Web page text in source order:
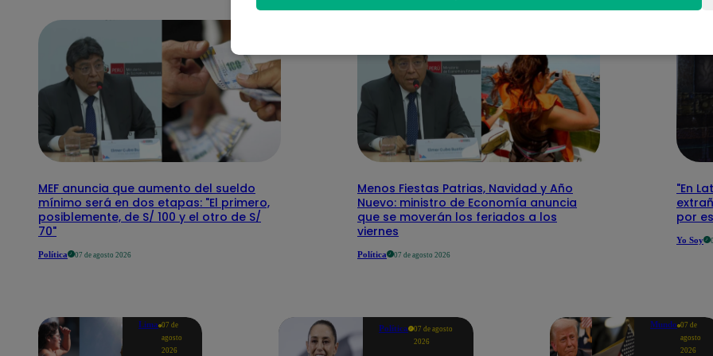
MEF anuncia que aumento del sueldo
mínimo será en dos etapas: "El primero,
posiblemente, de S/ 100 y el otro de S/
70"
Política 07 de agosto 2026
Menos Fiestas Patrias, Navidad y Año
Nuevo: ministro de Economía anuncia
que se moverán los feriados a los
viernes
Política 07 de agosto 2026
"En
por
Yo Soy
Lima 07 de
agosto
2026
Política
07 de agosto
2026
Mundo 07 de
agosto
2026